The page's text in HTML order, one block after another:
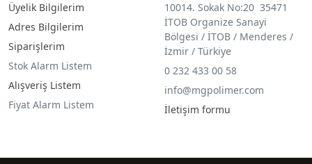
Üyelik Bilgilerim
Adres Bilgilerim
Siparişlerim
Stok Alarm Listem
Alışveriş Listem
Fiyat Alarm Listem
10014. Sokak No:20 35471
İTOB Organize Sanayi
Bölgesi / İTOB / Menderes /
İzmir / Türkiye
0 232 433 00 58
info@mgpolimer.com
İletişim formu